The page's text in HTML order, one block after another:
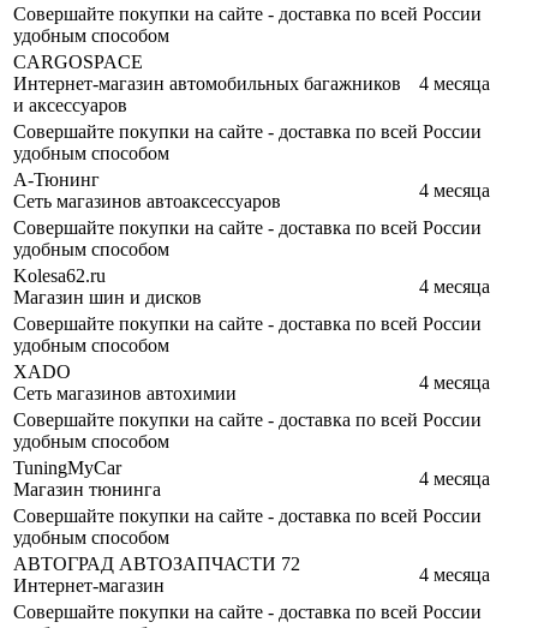
Совершайте покупки на сайте - доставка по всей России
удобным способом
CARGOSPACE
Интернет-магазин автомобильных багажников
и аксессуаров
4 месяца
Совершайте покупки на сайте - доставка по всей России
удобным способом
А-Тюнинг
Сеть магазинов автоаксессуаров
4 месяца
Совершайте покупки на сайте - доставка по всей России
удобным способом
Kolesa62.ru
Магазин шин и дисков
4 месяца
Совершайте покупки на сайте - доставка по всей России
удобным способом
XADO
Сеть магазинов автохимии
4 месяца
Совершайте покупки на сайте - доставка по всей России
удобным способом
TuningMyCar
Магазин тюнинга
4 месяца
Совершайте покупки на сайте - доставка по всей России
удобным способом
АВТОГРАД АВТОЗАПЧАСТИ 72
Интернет-магазин
4 месяца
Совершайте покупки на сайте - доставка по всей России